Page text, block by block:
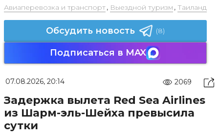
Авиаперевозка и транспорт, Выездной туризм , Таиланд
Обсудить новость (8)
Подписаться в MAX
07.08.2026, 20:14 2069
Задержка вылета Red Sea Airlines
из Шарм-эль-Шейха превысила
сутки